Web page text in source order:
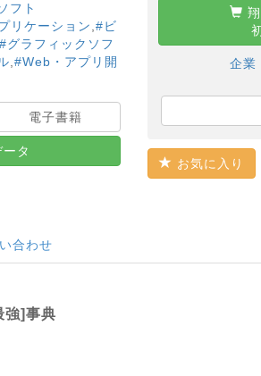
フト
リケーション #ビ
#グラフィックソフ
#Web・アプリ開
電子書籍
タ
企業
お気に入り
合わせ
強]事典